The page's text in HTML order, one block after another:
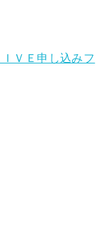
ＶＥ申し込みフ